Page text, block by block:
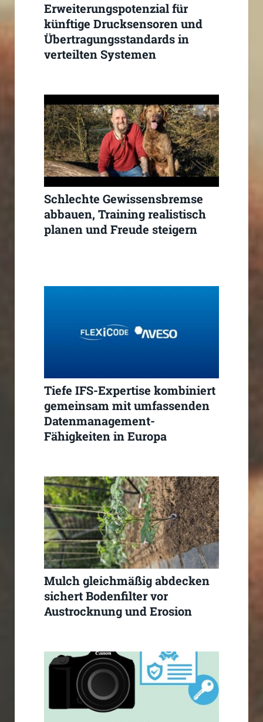
Erweiterungspotenzial für
künftige Drucksensoren und
Übertragungsstandards in
verteilten Systemen
Schlechte Gewissensbremse
abbauen, Training realistisch
planen und Freude steigern
Tiefe IFS-Expertise kombiniert
gemeinsam mit umfassenden
Datenmanagement-
Fähigkeiten in Europa
Mulch gleichmäßig abdecken
sichert Bodenfilter vor
Austrocknung und Erosion